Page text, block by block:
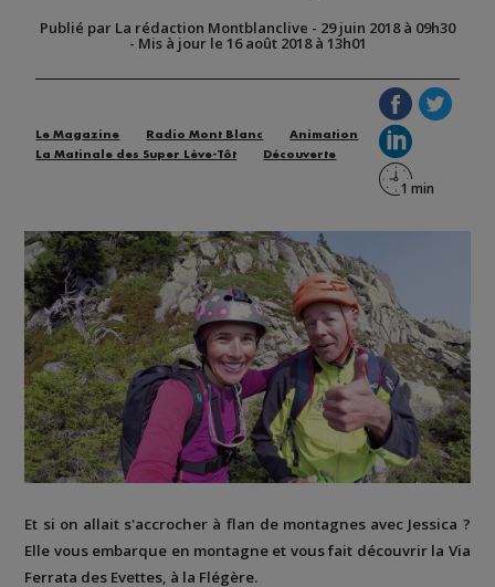
Publié par La rédaction Montblanclive - 29 juin 2018 à 09h30
- Mis à jour le 16 août 2018 à 13h01
Le Magazine Radio Mont Blanc
Animation
La Matinale des Super Lève-Tôt
Découverte
Et si on allait s'accrocher à flan de montagnes avec Jessica ?
Elle vous embarque en montagne et vous fait découvrir la Via
Ferrata des Evettes, à la Flégère.